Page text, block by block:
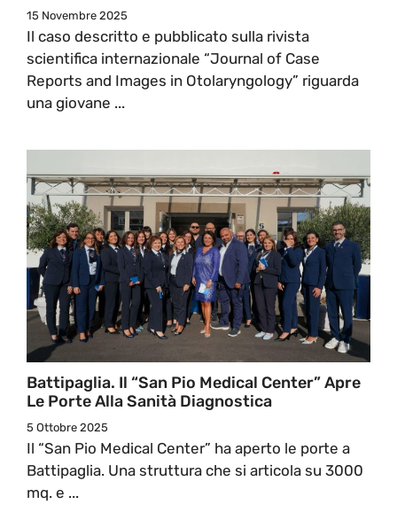
15 Novembre 2025
Il caso descritto e pubblicato sulla rivista
scientifica internazionale “Journal of Case
Reports and Images in Otolaryngology” riguarda
una giovane ...
Battipaglia. Il “San Pio Medical Center” Apre
Le Porte Alla Sanità Diagnostica
5 Ottobre 2025
Il “San Pio Medical Center” ha aperto le porte a
Battipaglia. Una struttura che si articola su 3000
mq. e ...